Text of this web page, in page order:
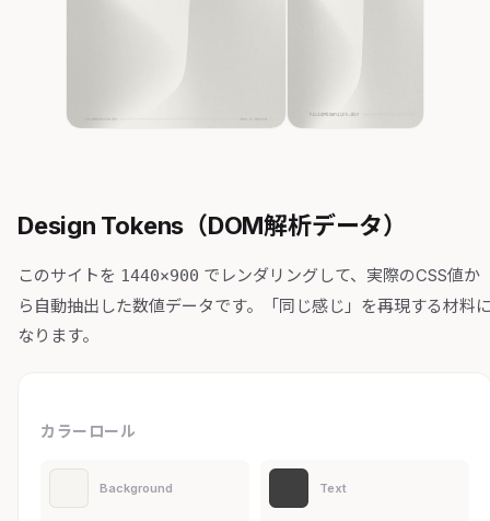
Design Tokens（DOM解析データ）
このサイトを 1440×900 でレンダリングして、実際のCSS値か
ら自動抽出した数値データです。「同じ感じ」を再現する材料
なります。
カラーロール
Background Text